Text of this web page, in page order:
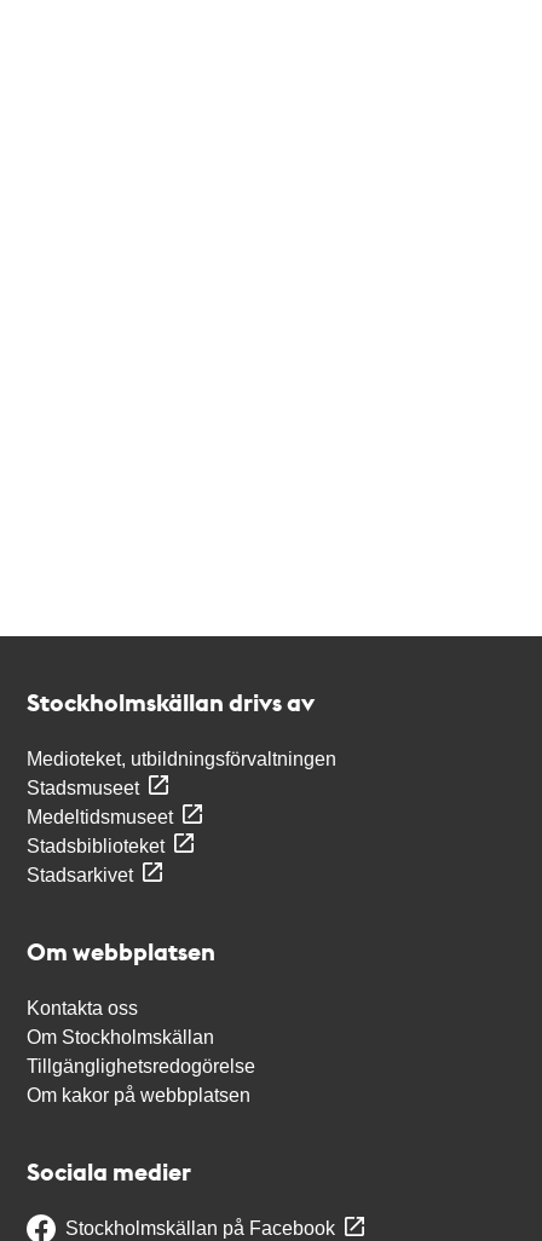
Stockholmskällan drivs av
Medioteket, utbildningsförvaltningen
Stadsmuseet
Medeltidsmuseet
Stadsbiblioteket
Stadsarkivet
Om webbplatsen
Kontakta oss
Om Stockholmskällan
Tillgänglighetsredogörelse
Om kakor på webbplatsen
Sociala medier
Stockholmskällan på Facebook